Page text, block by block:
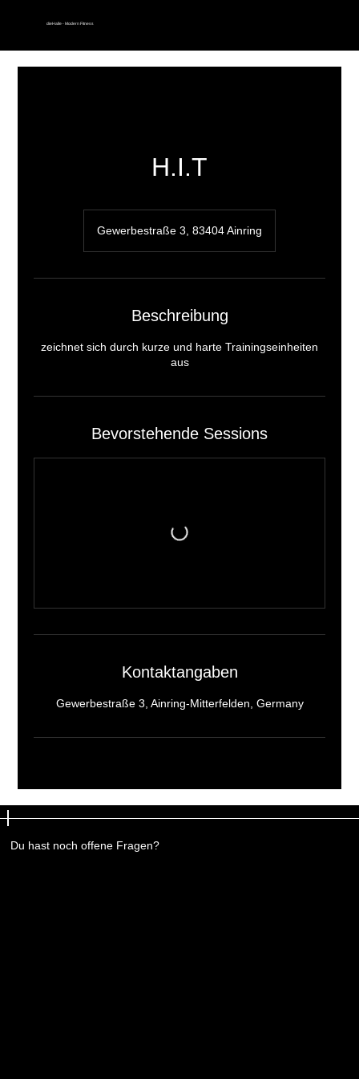
dieHalle - Modern Fitness
H.I.T
Gewerbestraße 3, 83404 Ainring
Beschreibung
zeichnet sich durch kurze und harte Trainingseinheiten
aus
Bevorstehende Sessions
Kontaktangaben
Gewerbestraße 3, Ainring-Mitterfelden, Germany
Du hast noch offene Fragen?
Du hast noch offene Fragen?